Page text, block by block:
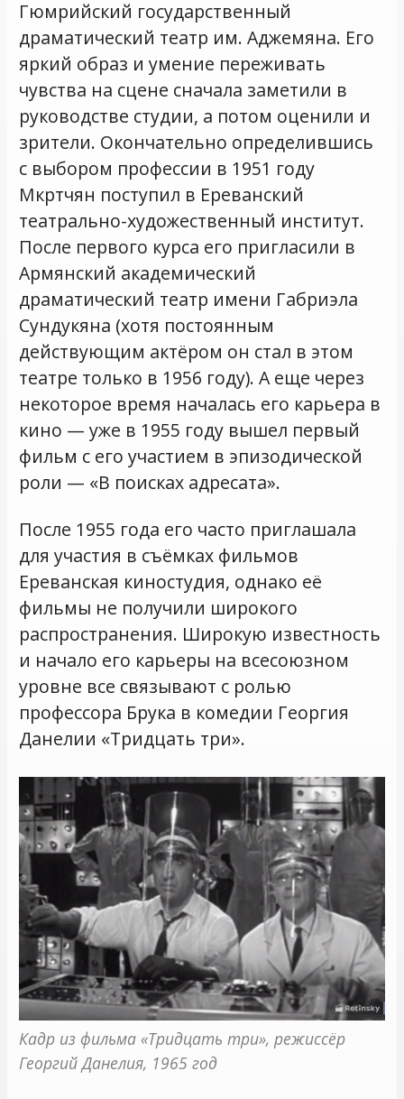
Гюмрийский государственный
драматический театр им. Аджемяна. Его
яркий образ и умение переживать
чувства на сцене сначала заметили в
руководстве студии, а потом оценили и
зрители. Окончательно определившись
с выбором профессии в 1951 году
Мкртчян поступил в Ереванский
театрально-художественный институт.
После первого курса его пригласили в
Армянский академический
драматический театр имени Габриэла
Сундукяна (хотя постоянным
действующим актёром он стал в этом
театре только в 1956 году). А еще через
некоторое время началась его карьера в
кино — уже в 1955 году вышел первый
фильм с его участием в эпизодической
роли — «В поисках адресата».
После 1955 года его часто приглашала
для участия в съёмках фильмов
Ереванская киностудия, однако её
фильмы не получили широкого
распространения. Широкую известность
и начало его карьеры на всесоюзном
уровне все связывают с ролью
профессора Брука в комедии Георгия
Данелии «Тридцать три».
Кадр из фильма «Тридцать три», режиссёр
Георгий Данелия, 1965 год